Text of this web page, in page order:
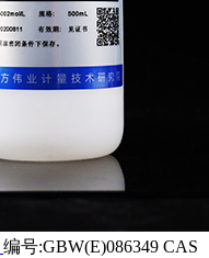
编号:GBW(E)086349 CAS